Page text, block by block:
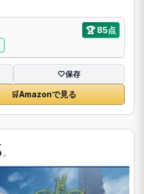
🏆85点
🤍保存
🛒Amazonで見る